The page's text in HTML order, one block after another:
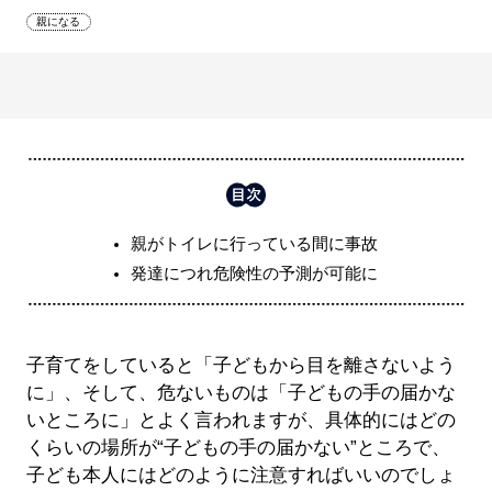
親になる
親がトイレに行っている間に事故
発達につれ危険性の予測が可能に
子育てをしていると「子どもから目を離さないよう
に」、そして、危ないものは「子どもの手の届かな
いところに」とよく言われますが、具体的にはどの
くらいの場所が“子どもの手の届かない”ところで、
子ども本人にはどのように注意すればいいのでしょ